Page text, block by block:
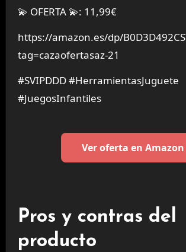
💫 OFERTA 💫: 11,99€
https://amazon.es/dp/
tag=cazaofertasaz-21
#SVIPDDD #HerramientasJuguete
#JuegosInfantiles
Ver oferta en Amazon
Pros y contras del
producto